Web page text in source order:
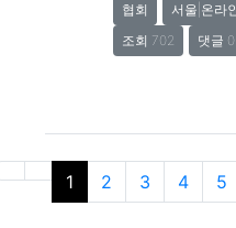
협회 서울|온라
조회 702
댓글 0
1 (current)
2 3 4 5